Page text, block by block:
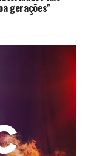
gerações”